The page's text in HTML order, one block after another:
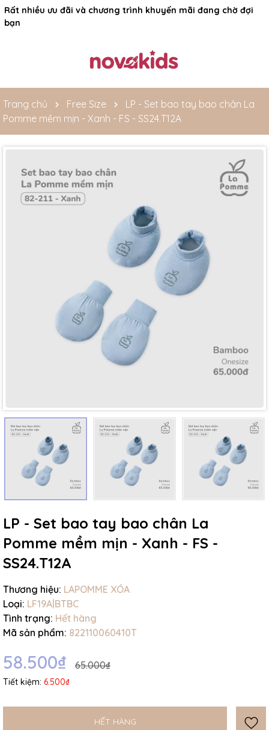
Rất nhiều ưu đãi và chương trình khuyến mãi đang chờ đợi
bạn
Trang chủ Free Size
LP - Set bao tay bao chân La
Pomme mềm mịn - Xanh - FS - SS24.T12A
LP - Set bao tay bao chân La
Pomme mềm mịn - Xanh - FS -
SS24.T12A
Thương hiệu: LAPOMME XÓA
Loại: LF19A|BTBC
Tình trạng: Hết hàng
Mã sản phẩm: 822110060410T
58.500₫ 65.000₫
Tiết kiệm: 6.500₫
HẾT HÀNG
Ngày hết hạn:
Điều kiện: